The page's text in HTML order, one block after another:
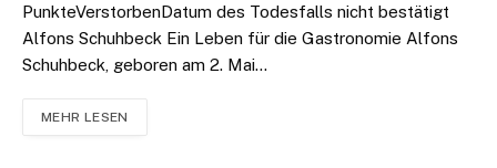
PunkteVerstorbenDatum des Todesfalls nicht bestätigt
Alfons Schuhbeck Ein Leben für die Gastronomie Alfons
Schuhbeck, geboren am 2. Mai…
MEHR LESEN